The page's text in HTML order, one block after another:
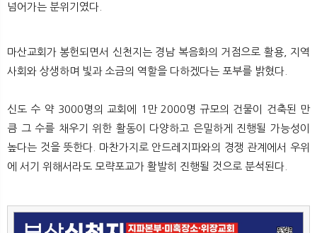
넘어가는 분위기였다.
마산교회가 봉헌되면서 신천지는 경남 복음화의 거점으로 활용, 지역
사회와 상생하며 빛과 소금의 역할을 다하겠다는 포부를 밝혔다.
신도 수 약 3000명의 교회에 1만 2000명 규모의 건물이 건축된 만
큼 그 수를 채우기 위한 활동이 다양하고 은밀하게 진행될 가능성이
높다는 것을 뜻한다. 마찬가지로 안드레지파와의 경쟁 관계에서 우위
에 서기 위해서라도 모략포교가 활발히 진행될 것으로 분석된다.